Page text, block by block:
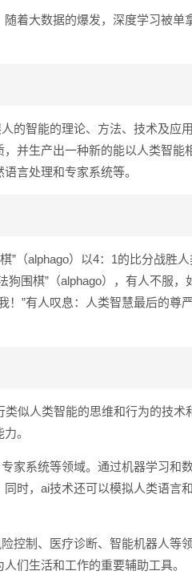
着大数据的爆发，深度学习被单
的智能的理论、方法、技术及应
并生产出一种新的能以人类智能
言处理和专家系统等。
”（alphago）以4：1的比分战胜
围棋”（alphago），有人不服，
！”有人叹息：人类智慧最后的尊
似人类智能的思维和行为的技术
。
家系统等领域。通过机器学习和
时，ai技术还可以模拟人类语言
控制、医疗诊断、智能机器人等
们生活和工作的重要辅助工具。